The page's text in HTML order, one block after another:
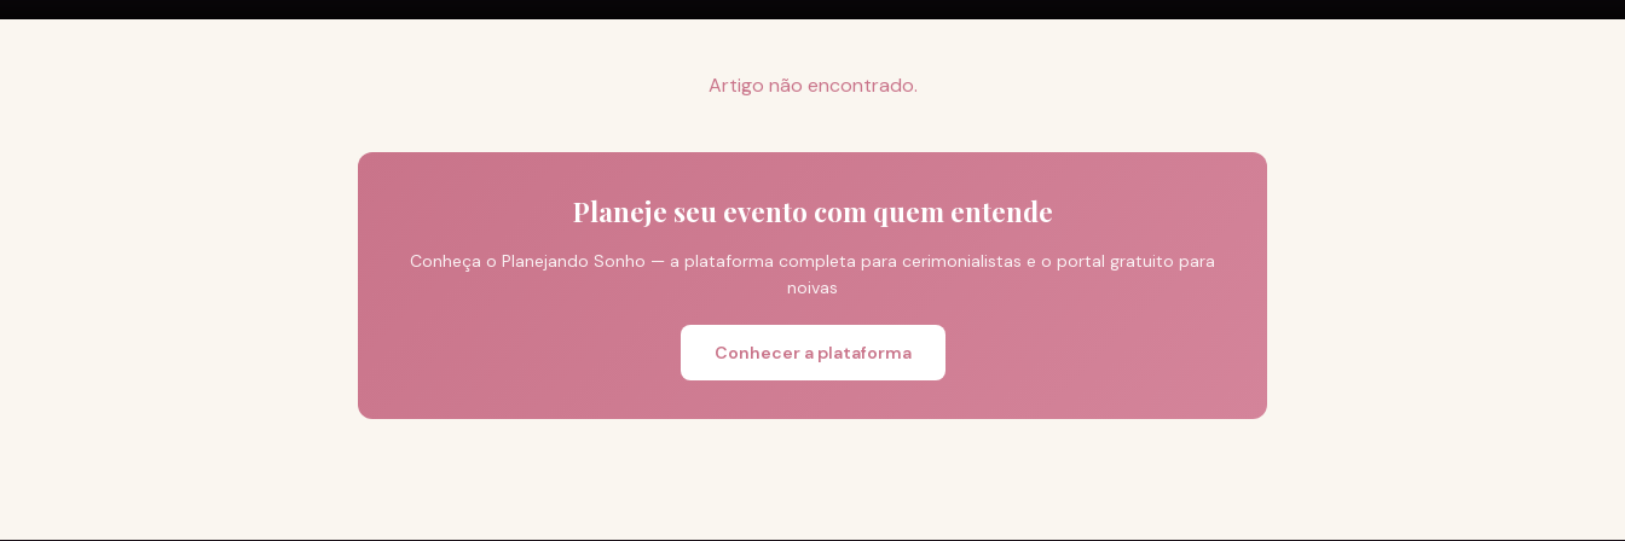
Artigo não encontrado.
Planeje seu evento com quem entende
Conheça o Planejando Sonho — a plataforma completa para cerimonialistas e o portal gratuito para
noivas
Conhecer a plataforma